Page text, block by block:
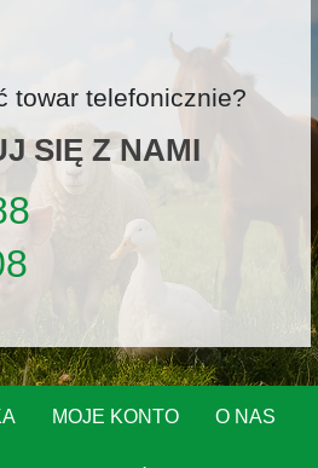
towar telefonicznie?
SIĘ Z NAMI
MOJE KONTO O NAS